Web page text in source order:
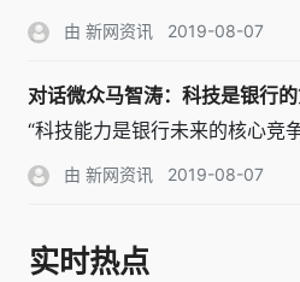
由 新网资讯 2019-08-07
对话微众马智涛：科技是银行
“科技能力是银行未来的核心竞
由 新网资讯 2019-08-07
实时热点